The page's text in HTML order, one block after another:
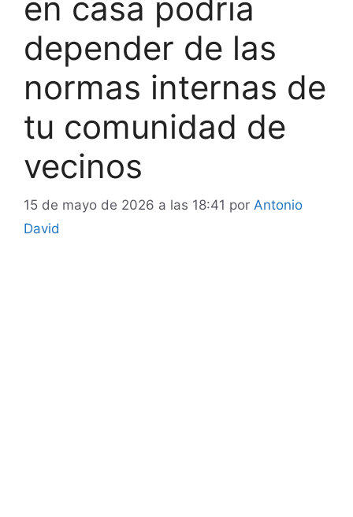
en casa podría
depender de las
normas internas de
tu comunidad de
vecinos
15 de mayo de 2026 a las 18:41 por Antonio
David